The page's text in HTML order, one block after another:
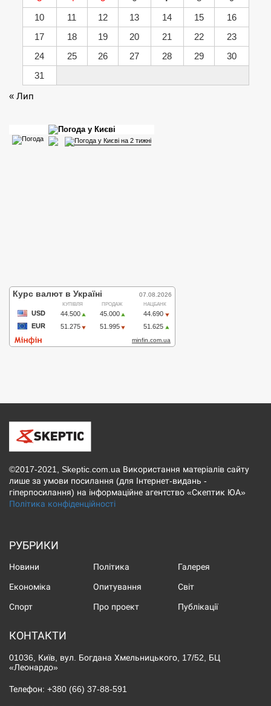
10
11 12 13 14 15
16
17
18 19 20 21 22
23
24
25 26 27 28 29
30
31
« Лип
©2017-2021, Skeptic.com.ua Використання матеріалів сайту
лише за умови посилання (для Інтернет-видань -
гіперпосилання) на інформаційне агентство «Скептик ЮА»
Політика конфіденційності
РУБРИКИ
Новини Політика Галерея
Економіка Опитування Світ
Спорт Про проект Публікації
КОНТАКТИ
01036, Київ, вул. Богдана Хмельницького, 17/52, БЦ
«Леонардо»
Телефон: +380 (66) 37-88-591